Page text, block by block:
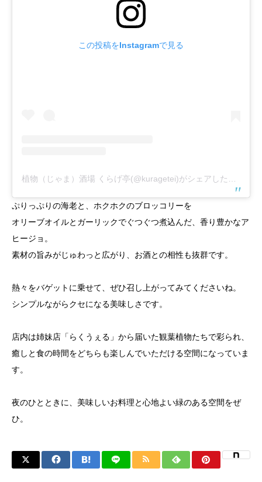
この投稿をInstagramで見る
植物（じゃま）酒場 くらげ亭(@kuragetei)がシェアした投稿
ぷりっぷりの海老と、ホクホクのブロッコリーを
オリーブオイルとガーリックでぐつぐつ煮込んだ、香り豊かなア
ヒージョ。
素材の旨みがじゅわっと広がり、お酒との相性も抜群です。
熱々をバゲットに乗せて、ぜひ召し上がってみてくださいね。
シンプルながらクセになる美味しさです。
店内は姉妹店「らくうぇる」から届いた観葉植物たちで彩られ、
癒しと食の時間をどちらも楽しんでいただける空間になっていま
す。
夜のひとときに、美味しいお料理と心地よい緑のある空間をぜ
ひ。